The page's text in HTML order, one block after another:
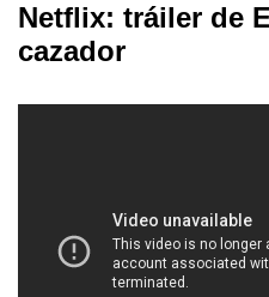
Netflix: tráiler de
cazador